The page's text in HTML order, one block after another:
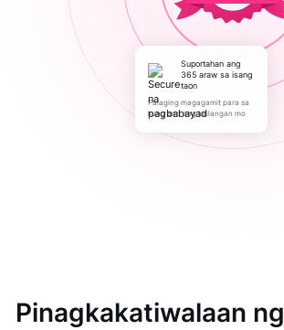
Suportahan ang
365 araw sa isang
taon
Palaging magagamit para sa
kung ano ang kailangan mo
Pinagkakatiwalaan ng